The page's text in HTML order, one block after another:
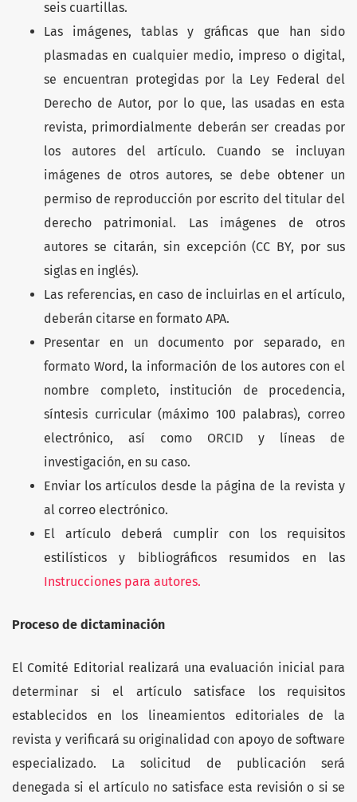
seis cuartillas.
Las imágenes, tablas y gráficas que han sido
plasmadas en cualquier medio, impreso o digital,
se encuentran protegidas por la Ley Federal del
Derecho de Autor, por lo que, las usadas en esta
revista, primordialmente deberán ser creadas por
los autores del artículo. Cuando se incluyan
imágenes de otros autores, se debe obtener un
permiso de reproducción por escrito del titular del
derecho patrimonial. Las imágenes de otros
autores se citarán, sin excepción (CC BY, por sus
siglas en inglés).
Las referencias, en caso de incluirlas en el artículo,
deberán citarse en formato APA.
Presentar en un documento por separado, en
formato Word, la información de los autores con el
nombre completo, institución de procedencia,
síntesis curricular (máximo 100 palabras), correo
electrónico, así como ORCID y líneas de
investigación, en su caso.
Enviar los artículos desde la página de la revista y
al correo electrónico.
El artículo deberá cumplir con los requisitos
estilísticos y bibliográficos resumidos en las
Instrucciones para autores.
Proceso de dictaminación
El Comité Editorial realizará una evaluación inicial para
determinar si el artículo satisface los requisitos
establecidos en los lineamientos editoriales de la
revista y verificará su originalidad con apoyo de software
especializado. La solicitud de publicación será
denegada si el artículo no satisface esta revisión o si se